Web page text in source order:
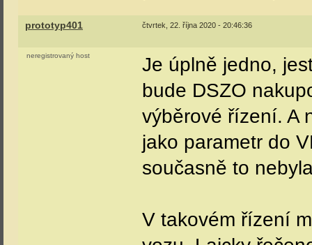
prototyp401 čtvrtek, 22. října 2020 - 20:46:36
neregistrovaný host
Je úplně jedno,
bude DSZO
výběrové řízení. A
jako parametr do
současně to
V takovém řízení